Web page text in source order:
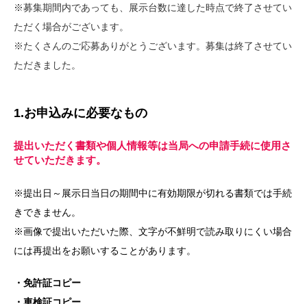
※募集期間内であっても、展示台数に達した時点で終了させてい
ただく場合がございます。
※たくさんのご応募ありがとうございます。募集は終了させてい
ただきました。
1.お申込みに必要なもの
提出いただく書類や個人情報等は当局への申請手続に使用さ
せていただきます。
※提出日～展示日当日の期間中に有効期限が切れる書類では手続
きできません。
※画像で提出いただいた際、文字が不鮮明で読み取りにくい場合
には再提出をお願いすることがあります。
・免許証コピー